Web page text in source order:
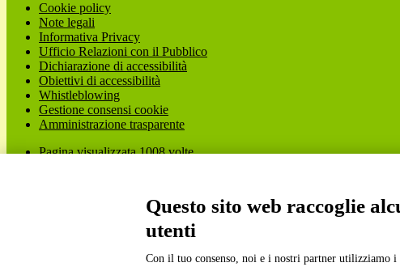
Cookie policy
Note legali
Informativa Privacy
Ufficio Relazioni con il Pubblico
Dichiarazione di accessibilità
Obiettivi di accessibilità
Whistleblowing
Gestione consensi cookie
Amministrazione trasparente
Pagina visualizzata1008volte
Copyright 2026 | Engineered and powered by Gruppo Spaggiari Parma
Questo sito web raccoglie
utenti
Con il tuo consenso, noi e i nostri partner utilizziamo